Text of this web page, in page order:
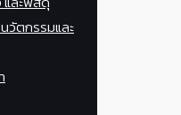
วัตกรรมและ